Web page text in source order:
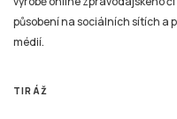
působení na sociálních sítích a
médií.
TIRÁŽ